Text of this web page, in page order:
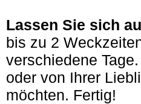
Lassen Sie sich
bis zu 2
verschiedene
oder von Ihrer
möchten. Fertig!